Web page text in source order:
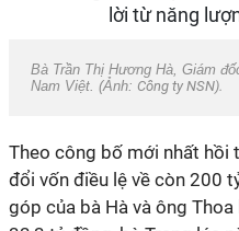
Bà Trần Thị Hương Hà, Giám
Nam Việt. (Ảnh: Công ty NSN).
Theo công bố mới nhất hồi
đổi vốn điều lệ về còn 200
góp của bà Hà và ông